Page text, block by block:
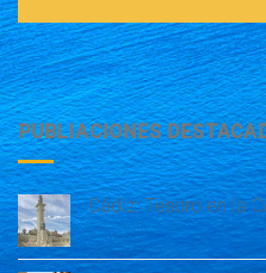
PUBLIACIONES
Cádiz: Tesoro en la